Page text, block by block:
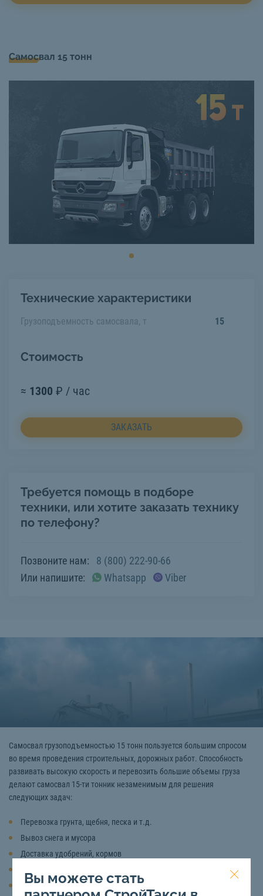
Самосвал 15 тонн
Технические характеристики
Грузоподъемность самосвала, т 15
Стоимость
≈ 1300 ₽ / час
ЗАКАЗАТЬ
Требуется помощь в подборе
техники, или хотите заказать технику
по телефону?
Позвоните нам:
8 (800) 222-90-66
Или напишите:
Whatsapp Viber
Самосвал грузоподъемностью 15 тонн пользуется большим спросом
во время проведения строительных, дорожных работ. Способность
развивать высокую скорость и перевозить большие объемы груза
делают самосвал 15-ти тонник незаменимым для решения
следующих задач:
Перевозка грунта, щебня, песка и т.д.
Вывоз снега и мусора
Доставка удобрений, кормов
Добыча полезных ископаемых
Вы можете стать